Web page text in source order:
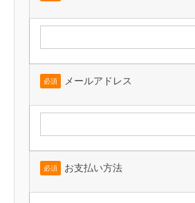
必須 メールアドレス
必須 お支払い方法